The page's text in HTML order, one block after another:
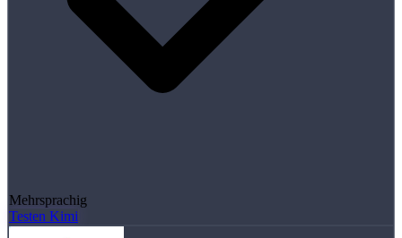
Mehrsprachig
Testen Kimi